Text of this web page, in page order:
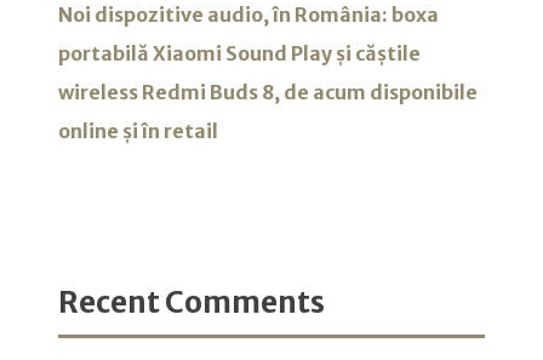
Noi dispozitive audio, în România: boxa
portabilă Xiaomi Sound Play și căștile
wireless Redmi Buds 8, de acum disponibile
online și în retail
Recent Comments